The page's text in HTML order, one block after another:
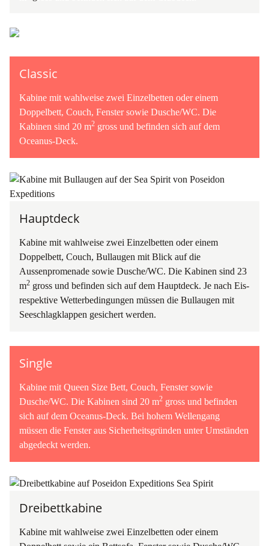
Classic
Kabine mit wahlweise zwei Einzelbetten oder einem
Doppelbett, Couch, Fenster sowie Dusche/WC. Die
Kabinen sind 20 m2 gross und befinden sich auf dem
Oceanus-Deck.
Hauptdeck
Kabine mit wahlweise zwei Einzelbetten oder einem
Doppelbett, Couch, Bullaugen mit Blick auf die
Aussenpromenade sowie Dusche/WC. Die Kabinen sind 23
m2 gross und befinden sich auf dem Hauptdeck. Je nach Eis-
respektive Wetterbedingungen müssen die Bullaugen mit
Seeschlagklappen gesichert werden.
Single
Kabine mit Queen Size Bett, Couch, Fenster sowie
Dusche/WC. Die Kabinen sind 20 m2 gross und befinden
sich auf dem Oceanus-Deck. Bei hohem Wellengang
müssen die Fenster aus Sicherheitsgründen unter Umständen
abgedeckt werden.
Dreibettkabine
Kabine mit wahlweise zwei Einzelbetten oder einem